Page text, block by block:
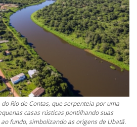
Rio de Contas, que serpenteia por uma
casas rústicas pontilhando suas
fundo, simbolizando as origens de Ubatã.